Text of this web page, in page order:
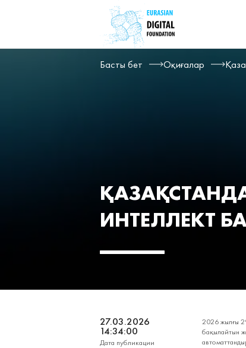
Басты бет Оқиғалар
ИНТЕЛЛЕКТ
27.03.2026
14:34:00
Дата публикации
2026 жылғы
бақылайтын